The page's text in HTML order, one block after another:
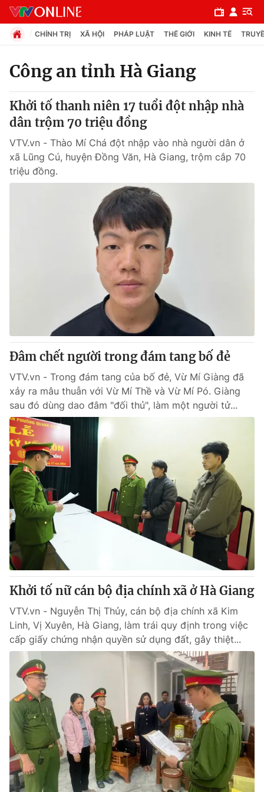
Chuyên mục
Chính trị
Xã hội
Pháp luật
Câu chuyện quốc tế
Thị trường
Góc doanh nghiệp
Dữ liệu và đời sống
Truyền hình
Phim VTV
Hậu trường
Nhân vật
Khán giả
Giải sao mai
Giải trí
Điện ảnh
Âm nhạc
Sao
Đời sống
Du lịch
Làm đẹp
Chất lượng cuộc sống
Giáo dục
Tuyển sinh
Học trực tuyến
Công nghệ
Hitech Công nghệ tương lai
Sản phẩm
Thị trường
Tư vấn
Giao lưu trực tuyến
Lịch phát sóng
Chuyên mục khác
Emagazine Podcast
Photo Infographic
Video Shorts video
VTV Money VTV Thể thao
VTV Sức khoẻ Bất động sản
CHÍNH TRỊ XÃ HỘI PHÁP LUẬT THẾ GIỚI KINH TẾ
Công an tỉnh Hà Giang
Khởi tố thanh niên 17 tuổi đột nhập nhà
dân trộm 70 triệu đồng
VTV.vn - Thào Mí Chá đột nhập vào nhà người dân ở
xã Lũng Cú, huyện Đồng Văn, Hà Giang, trộm cắp 70
triệu đồng.
Đâm chết người trong đám tang bố đẻ
VTV.vn - Trong đám tang của bố đẻ, Vừ Mí Giàng đã
xảy ra mâu thuẫn với Vừ Mí Thề và Vừ Mí Pó. Giàng
sau đó dùng dao đâm "đối thủ", làm một người tử...
Khởi tố nữ cán bộ địa chính xã ở Hà Giang
VTV.vn - Nguyễn Thị Thủy, cán bộ địa chính xã Kim
Linh, Vị Xuyên, Hà Giang, làm trái quy định trong việc
cấp giấy chứng nhận quyền sử dụng đất, gây thiệt...